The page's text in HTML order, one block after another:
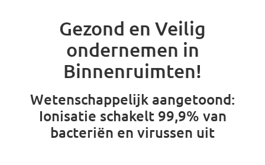
Gezond en Veilig
ondernemen in
Binnenruimten!
Wetenschappelijk aangetoond:
Ionisatie schakelt 99,9% van
bacteriën en virussen uit